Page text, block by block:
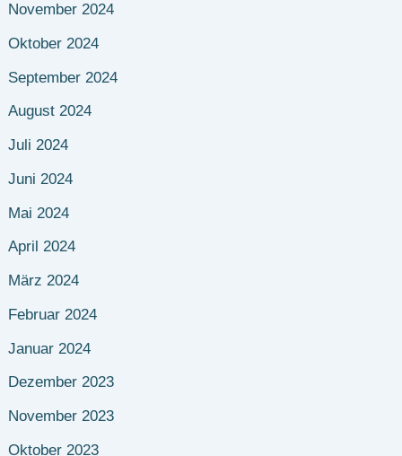
November 2024
Oktober 2024
September 2024
August 2024
Juli 2024
Juni 2024
Mai 2024
April 2024
März 2024
Februar 2024
Januar 2024
Dezember 2023
November 2023
Oktober 2023